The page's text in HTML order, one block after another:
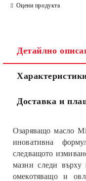
Оцени продукта
Детайлно
Доставка и
Озаряващо масло
иновативна
следващото
мазни следи върху
омекотяващо и